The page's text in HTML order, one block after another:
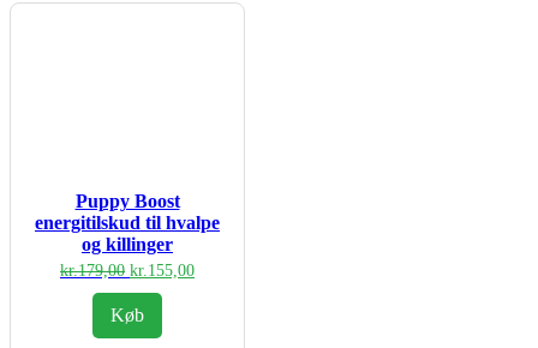
Puppy Boost
energitilskud til hvalpe
og killinger
kr.179,00 Den
oprindelige
pris
var:
kr.155,00Den
Køb